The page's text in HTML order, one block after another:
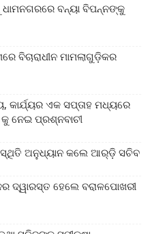
ବନ୍ୟା ବିପନ୍ନଙ୍କୁ
ବିଚାରାଧୀନ ମାମଲାଗୁଡ଼ିକର
କାର୍ଯ୍ୟର ଏକ ସପ୍ତାହ ମଧ୍ୟରେ
କୁ ନେଇ ପ୍ରଶ୍ନବାଚୀ
ଅନୁଧ୍ୟାନ କଲେ ଆର୍‌ଡ଼ି ସଚିବ
ଦ୍ୱାରସ୍ତ ହେଲେ ବରାଳପୋଖରୀ